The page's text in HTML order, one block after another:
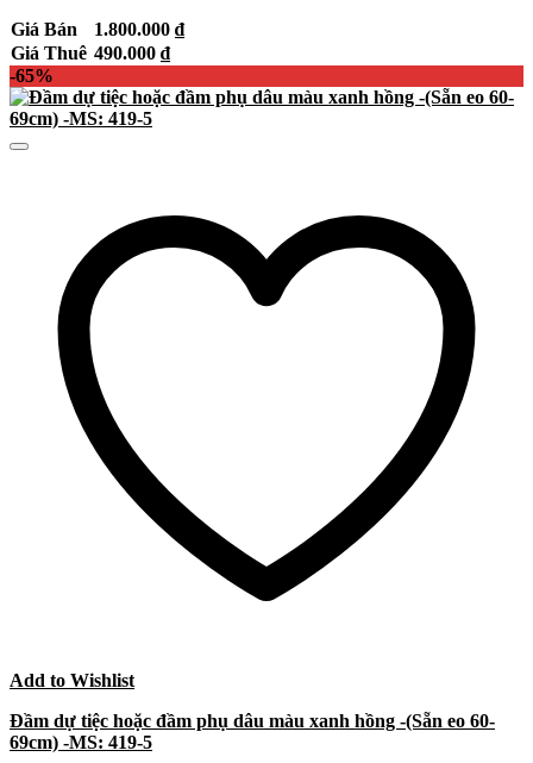
Giá Bán 1.800.000 ₫
Giá Thuê 490.000 ₫
-65%
Add to Wishlist
Đầm dự tiệc hoặc đầm phụ dâu màu xanh hồng -(Sẵn eo 60-
69cm) -MS: 419-5